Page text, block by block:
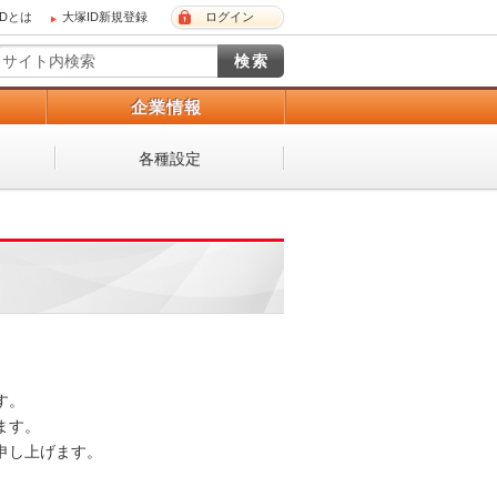
とは 大塚ID新規登録 ログイン
企業情報
各種設定
。
す。
し上げます。